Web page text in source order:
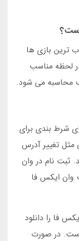
ترین بازی ها
لحظه مناسب
محاسبه می شود.
شرط بندی برای
مثل تغییر آدرس
ثبت نام در وان
ایکس فا
فا را دانلود
است. در صورت